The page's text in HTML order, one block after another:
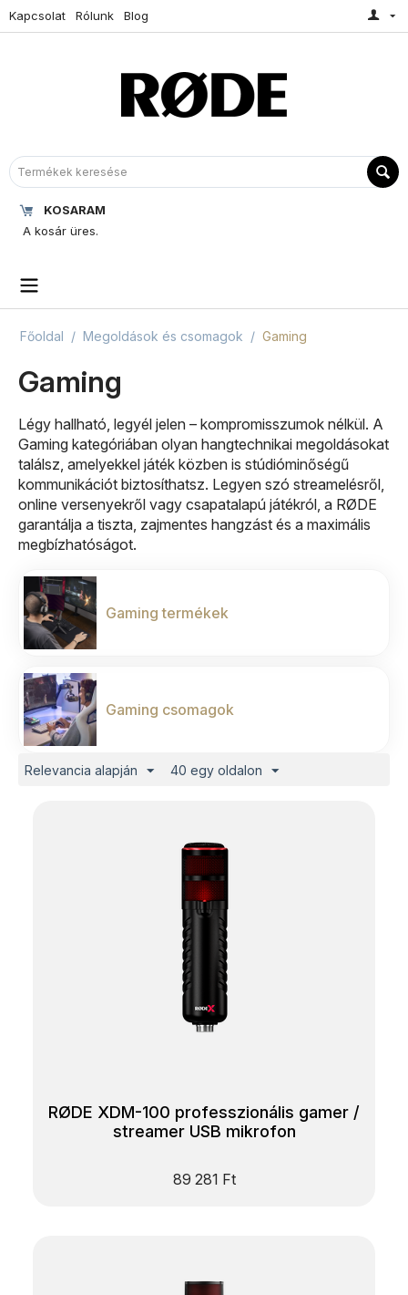
Kapcsolat Rólunk Blog
KOSARAM
A kosár üres.
Főoldal / Megoldások és csomagok / Gaming
Gaming
Légy hallható, legyél jelen – kompromisszumok nélkül. A
Gaming kategóriában olyan hangtechnikai megoldásokat
találsz, amelyekkel játék közben is stúdióminőségű
kommunikációt biztosíthatsz. Legyen szó streamelésről,
online versenyekről vagy csapatalapú játékról, a RØDE
garantálja a tiszta, zajmentes hangzást és a maximális
megbízhatóságot.
Gaming termékek
Gaming csomagok
Relevancia alapján 40 egy oldalon
RØDE XDM-100 professzionális gamer /
streamer USB mikrofon
89 281 Ft